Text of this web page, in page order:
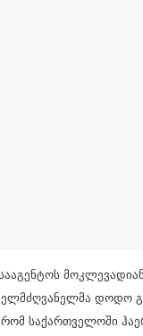
დოდო
რომ საქართველოში